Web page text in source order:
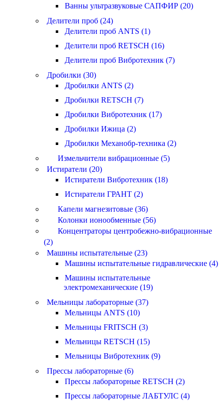
Ванны ультразвуковые САПФИР (20)
Делители проб (24)
Делители проб ANTS (1)
Делители проб RETSCH (16)
Делители проб Вибротехник (7)
Дробилки (30)
Дробилки ANTS (2)
Дробилки RETSCH (7)
Дробилки Вибротехник (17)
Дробилки Ижица (2)
Дробилки Механобр-техника (2)
Измельчители вибрационные (5)
Истиратели (20)
Истиратели Вибротехник (18)
Истиратели ГРАНТ (2)
Капели магнезитовые (36)
Колонки ионообменные (56)
Концентраторы центробежно-вибрационные
(2)
Машины испытательные (23)
Машины испытательные гидравлические (4)
Машины испытательные
электромеханические (19)
Мельницы лабораторные (37)
Мельницы ANTS (10)
Мельницы FRITSCH (3)
Мельницы RETSCH (15)
Мельницы Вибротехник (9)
Прессы лабораторные (6)
Прессы лабораторные RETSCH (2)
Прессы лабораторные ЛАБТУЛС (4)